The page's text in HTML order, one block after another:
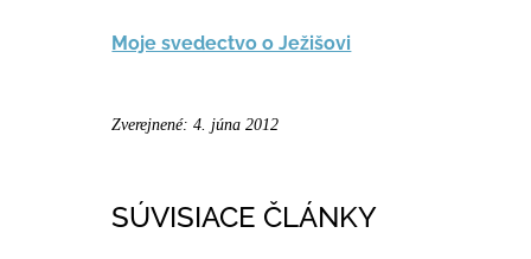
Moje svedectvo o Ježišovi
Zverejnené: 4. júna 2012
SÚVISIACE ČLÁNKY